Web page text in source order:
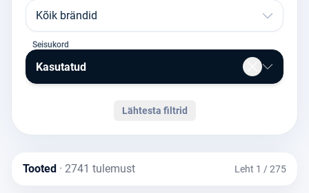
Kõik brändid
Seisukord
Kasutatud
Lähtesta filtrid
Tooted · 2741 tulemust Leht 1 / 275